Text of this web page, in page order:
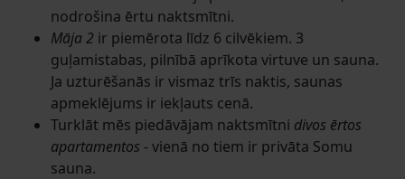
nodrošina ērtu naktsmītni.
Māja 2 ir piemērota līdz 6 cilvēkiem. 3
guļamistabas, pilnībā aprīkota virtuve un sauna.
Ja uzturēšanās ir vismaz trīs naktis, saunas
apmeklējums ir iekļauts cenā.
Turklāt mēs piedāvājam naktsmītni divos ērtos
apartamentos - vienā no tiem ir privāta Somu
sauna.